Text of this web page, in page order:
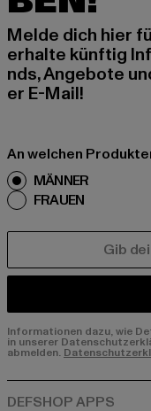
Melde dich hier
erhalte künftig
nds, Angebote
er E-Mail!
An welchen
MÄNNER
FRAUEN
Informationen dazu, wie
in unserer
abmelden.